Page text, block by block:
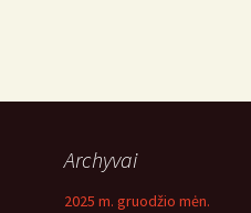
Archyvai
2025 m. gruodžio mėn.